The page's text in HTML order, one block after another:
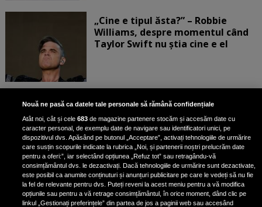
„Cine e tipul ăsta?” – Robbie
Williams, despre momentul când
Taylor Swift nu știa cine e el
Bruce Dickinson, solistul trupei
Iron Maiden, şi-a arătat talentul
de scrimer la un concurs în Franţa
Nicki Minaj, acuzată de agresiune
de fostul manager: Detalii șocante
Nouă ne pasă ca datele tale personale să rămână confidențiale
Atât noi, cât și cele683 de magazine partenere stocăm și accesăm date cu
caracter personal, de exemplu date de navigare sau identificatori unici, pe
dispozitivul dvs. Apăsând pe butonul „Acceptare”, activați tehnologiile de urmărire
care susțin scopurile indicate la rubrica „Noi, și partenerii noștri prelucrăm date
pentru a oferi:”, iar selectând opțiunea „Refuz tot” sau retragându-vă
consimțământul dvs. le dezactivați. Dacă tehnologiile de urmărire sunt dezactivate,
este posibil ca anumite conținuturi și anunțuri publicitare pe care le vedeți să nu fie
la fel de relevante pentru dvs. Puteți reveni la acest meniu pentru a vă modifica
opțiunile sau pentru a vă retrage consimțământul, în orice moment, dând clic pe
linkul „Gestionați preferințele” din partea de jos a paginii web sau accesând